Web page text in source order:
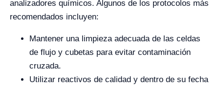
analizadores químicos. Algunos de los protocolos más
recomendados incluyen:
Mantener una limpieza adecuada de las celdas
de flujo y cubetas para evitar contaminación
cruzada.
Utilizar reactivos de calidad y dentro de su fecha